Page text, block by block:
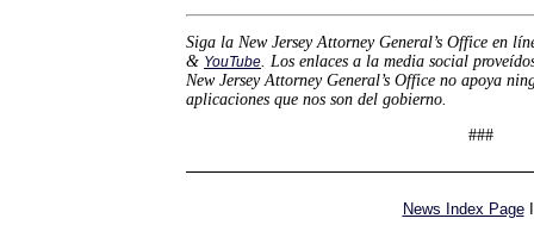
Siga la New Jersey Attorney General’s Office en
& YouTube. Los enlaces a la media social
New Jersey Attorney General’s Office no apoya
aplicaciones que nos son del gobierno.
###
News Index Page